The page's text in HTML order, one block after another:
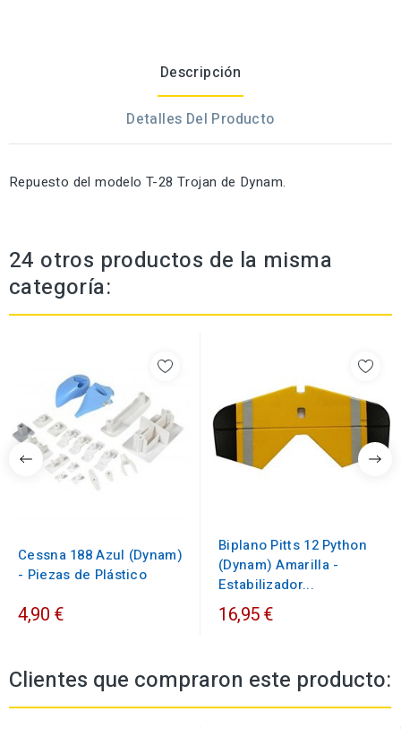
Descripción
Detalles Del Producto
Repuesto del modelo T-28 Trojan de Dynam.
24 otros productos de la misma
categoría:
Cessna 188 Azul (Dynam)
- Piezas de Plástico
4,90 €
Biplano Pitts 12 Python
(Dynam) Amarilla -
Estabilizador...
16,95 €
Clientes que compraron este producto: